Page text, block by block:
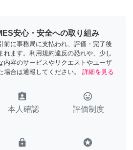
安心・安全への取り組み
前に事務局に支払われ、評価・完了後
れます。利用規約違反の恐れや、少し
内容のサービスやリクエストやユーザ
場合は通報してください。
詳細を見る
assignment_ind
本人確認
tag_faces
評価制度
lock stars